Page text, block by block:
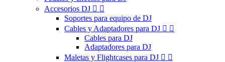
Accesorios DJ  
Soportes para equipo de DJ
Cables y Adaptadores para DJ  
Cables para DJ
Adaptadores para DJ
Maletas y Flightcases para DJ  